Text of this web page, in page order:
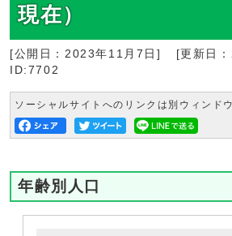
現在）
[公開日： 2023年11月7日 ] [更新日：
ID:7702
ソーシャルサイトへのリンクは別ウィンド
年齢別人口